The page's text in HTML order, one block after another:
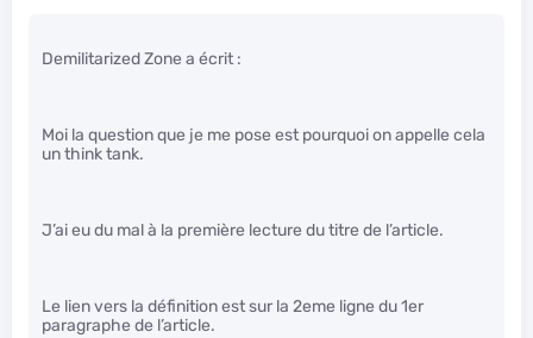
Demilitarized Zone a écrit :
Moi la question que je me pose est pourquoi on appelle cela
un think tank.
J’ai eu du mal à la première lecture du titre de l’article.
Le lien vers la définition est sur la 2eme ligne du 1er
paragraphe de l’article.